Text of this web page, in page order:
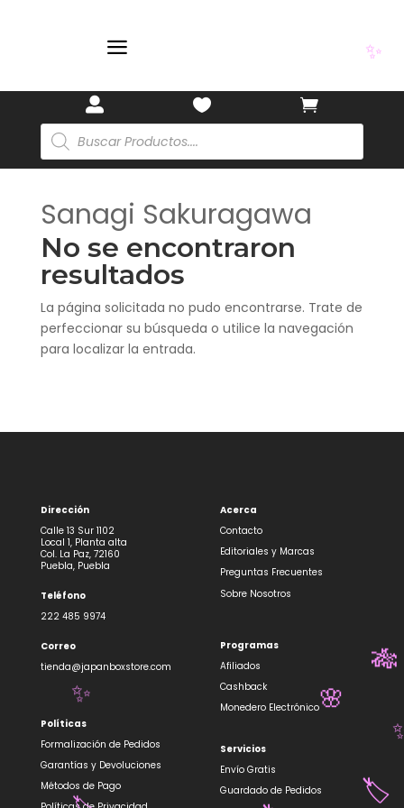
a
 

Búsqueda
de
productos
Sanagi Sakuragawa
No se encontraron
resultados
La página solicitada no pudo encontrarse. Trate de
perfeccionar su búsqueda o utilice la navegación
para localizar la entrada.
Dirección
Calle 13 Sur 1102
Local 1, Planta alta
Col. La Paz, 72160
Puebla, Puebla
Teléfono
222 485 9974
Correo
tienda@japanboxstore.com
Políticas
Formalización de Pedidos
Garantías y Devoluciones
Métodos de Pago
Acerca
Contacto
Editoriales y Marcas
Preguntas Frecuentes
Sobre Nosotros
Programas
Afiliados
Cashback
Monedero Electrónico
Servicios
Envío Gratis
Guardado de Pedidos
🌸
✨
🎋
✨
🏷️